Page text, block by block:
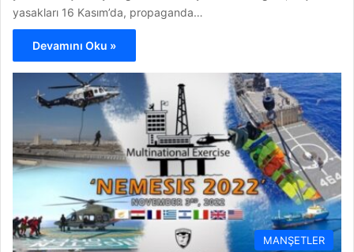
yasakları 16 Kasım’da, propaganda…
Devamını Oku »
MANŞETLER